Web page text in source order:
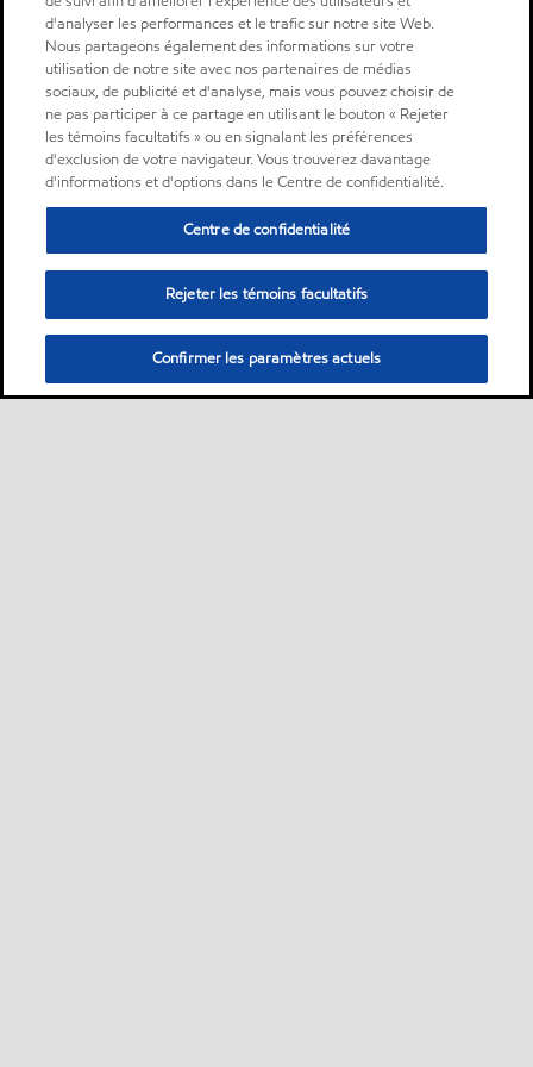
d'analyser les performances et le trafic sur notre site Web.
Nous partageons également des informations sur votre
utilisation de notre site avec nos partenaires de médias
sociaux, de publicité et d'analyse, mais vous pouvez choisir de
ne pas participer à ce partage en utilisant le bouton « Rejeter
les témoins facultatifs » ou en signalant les préférences
d'exclusion de votre navigateur. Vous trouverez davantage
d'informations et d'options dans le Centre de confidentialité.
Centre de confidentialité
Rejeter les témoins facultatifs
Confirmer les paramètres actuels